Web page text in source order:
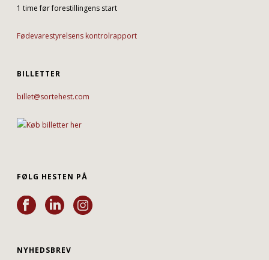
1 time før forestillingens start
Fødevarestyrelsens kontrolrapport
BILLETTER
billet@sortehest.com
FØLG HESTEN PÅ
NYHEDSBREV